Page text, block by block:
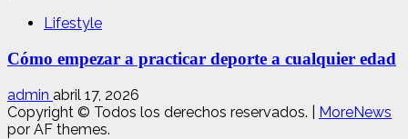
Lifestyle
Cómo empezar a practicar deporte a cualquier edad
admin abril 17, 2026
Copyright © Todos los derechos reservados.
MoreNews
por AF themes.